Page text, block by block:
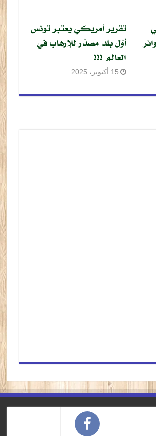
تقرير أمريكي يعتبر تونس
أوّل بلد مصدّر للإرهاب في
العالم !!!
15 أكتوبر، 2025